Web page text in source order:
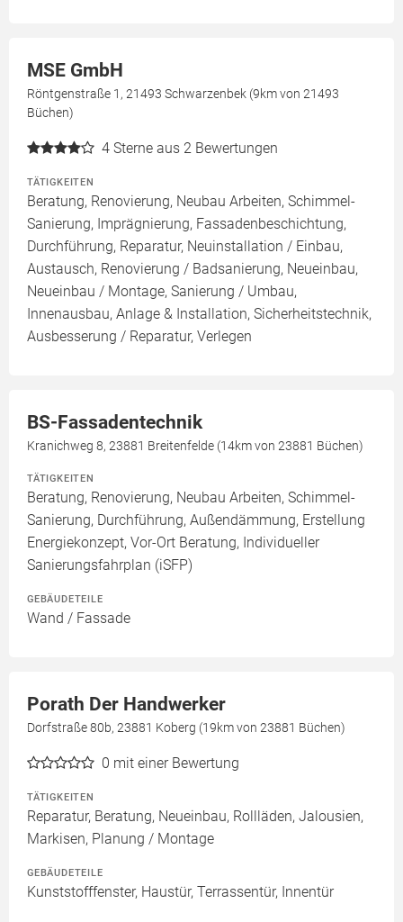
MSE GmbH
Röntgenstraße 1, 21493 Schwarzenbek (9km von 21493
Büchen)
4 Sterne aus 2 Bewertungen
TÄTIGKEITEN
Beratung, Renovierung, Neubau Arbeiten, Schimmel-
Sanierung, Imprägnierung, Fassadenbeschichtung,
Durchführung, Reparatur, Neuinstallation / Einbau,
Austausch, Renovierung / Badsanierung, Neueinbau,
Neueinbau / Montage, Sanierung / Umbau,
Innenausbau, Anlage & Installation, Sicherheitstechnik,
Ausbesserung / Reparatur, Verlegen
BS-Fassadentechnik
Kranichweg 8, 23881 Breitenfelde (14km von 23881 Büchen)
TÄTIGKEITEN
Beratung, Renovierung, Neubau Arbeiten, Schimmel-
Sanierung, Durchführung, Außendämmung, Erstellung
Energiekonzept, Vor-Ort Beratung, Individueller
Sanierungsfahrplan (iSFP)
GEBÄUDETEILE
Wand / Fassade
Porath Der Handwerker
Dorfstraße 80b, 23881 Koberg (19km von 23881 Büchen)
0 mit einer Bewertung
TÄTIGKEITEN
Reparatur, Beratung, Neueinbau, Rollläden, Jalousien,
Markisen, Planung / Montage
GEBÄUDETEILE
Kunststofffenster, Haustür, Terrassentür, Innentür